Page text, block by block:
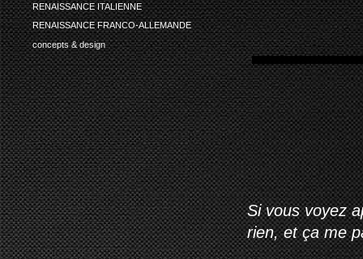
RENAISSANCE ITALIENNE
RENAISSANCE FRANCO-ALLEMANDE
concepts & design
Si vous voyez
rien, et ça me